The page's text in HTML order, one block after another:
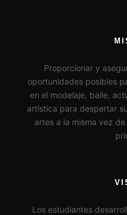
Proporcionar y
oportunidades posibles
en el modelaje, baile,
artística para despertar
artes a la misma vez
Los estudiantes